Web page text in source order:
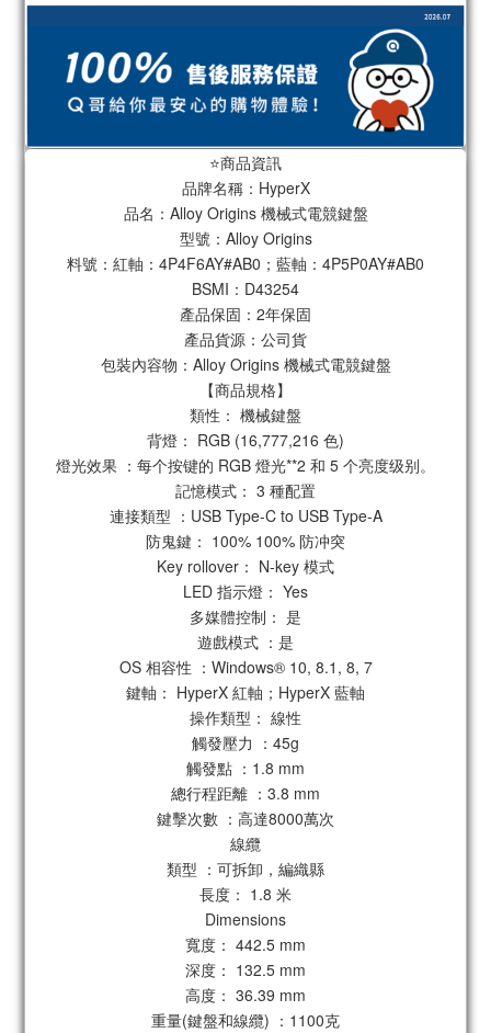
⭐️商品資訊
品牌名稱：HyperX
品名：Alloy Origins 機械式電競鍵盤
型號：Alloy Origins
料號：紅軸：4P4F6AY#AB0；藍軸：4P5P0AY#AB0
BSMI：D43254
產品保固：2年保固
產品貨源：公司貨
包裝內容物：Alloy Origins 機械式電競鍵盤
【商品規格】
類性： 機械鍵盤
背燈： RGB (16,777,216 色)
燈光效果 ：每个按键的 RGB 燈光**2 和 5 个亮度级别。
記憶模式： 3 種配置
連接類型 ：USB Type-C to USB Type-A
防鬼鍵： 100% 100% 防冲突
Key rollover： N-key 模式
LED 指示燈： Yes
多媒體控制： 是
遊戲模式 ：是
OS 相容性 ：Windows® 10, 8.1, 8, 7
鍵軸： HyperX 紅軸；HyperX 藍軸
操作類型： 線性
觸發壓力 ：45g
觸發點 ：1.8 mm
總行程距離 ：3.8 mm
鍵擊次數 ：高達8000萬次
線纜
類型 ：可拆卸，編織縣
長度： 1.8 米
Dimensions
寬度： 442.5 mm
深度： 132.5 mm
高度： 36.39 mm
重量(鍵盤和線纜) ：1100克